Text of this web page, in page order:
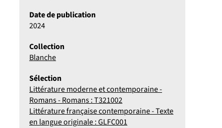
Date de publication
2024
Collection
Blanche
Sélection
Littérature moderne et contemporaine -
Romans - Romans : T321002
Littérature française contemporaine - Texte
en langue originale : GLFC001